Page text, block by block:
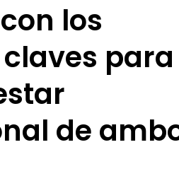
los
para
de